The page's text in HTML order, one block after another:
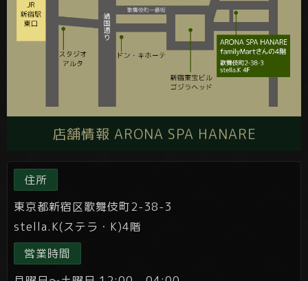
店舗情報 ARONA SPA HANARE
住所
東京都新宿区歌舞伎町2-38-3
stella.K(ステラ・K)4階
営業時間